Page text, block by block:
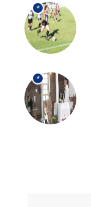
*
*